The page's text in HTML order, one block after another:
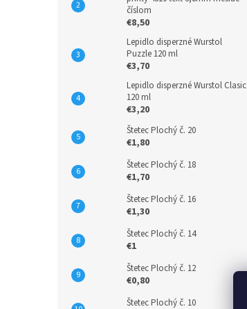
číslom
€8,50
Lepidlo disperzné Wurstol
Puzzle 120 ml
€3,70
Lepidlo disperzné Wurstol Clasic
120 ml
€3,20
Štetec Plochý č. 20
€1,80
Štetec Plochý č. 18
€1,70
Štetec Plochý č. 16
€1,30
Štetec Plochý č. 14
€1
Štetec Plochý č. 12
€0,80
Štetec Plochý č. 10